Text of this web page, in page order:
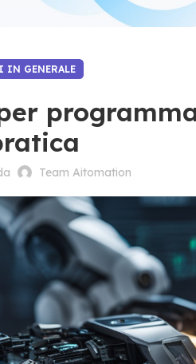
IN GENERALE
Team Aitomation